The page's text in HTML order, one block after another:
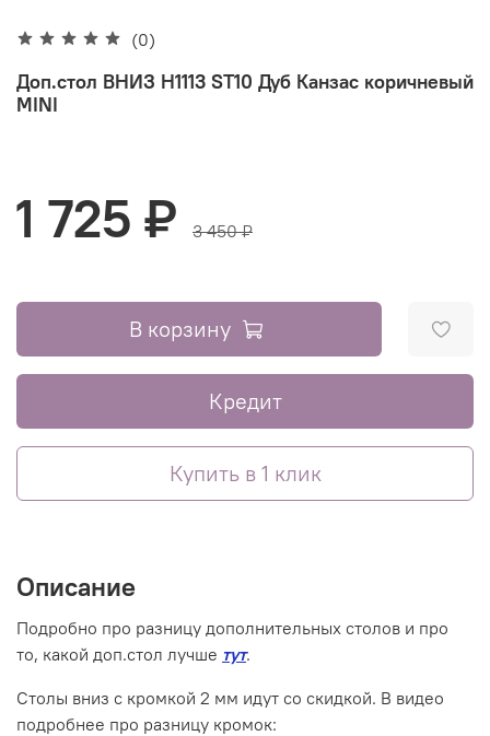
(0)
Доп.стол ВНИЗ H1113 ST10 Дуб Канзас коричневый
MINI
1 725 ₽ 3 450 ₽
В корзину
Кредит
Купить в 1 клик
Описание
Подробно про разницу дополнительных столов и про
то, какой доп.стол лучше тут.
Столы вниз с кромкой 2 мм идут со скидкой. В видео
подробнее про разницу кромок: